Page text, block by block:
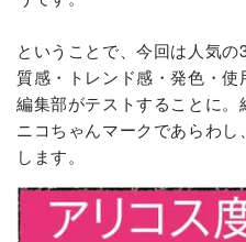
ということで、今回は人気
質感・トレンド感・発色・使
編集部がテストすることに
ニコちゃんマークであらわ
します。